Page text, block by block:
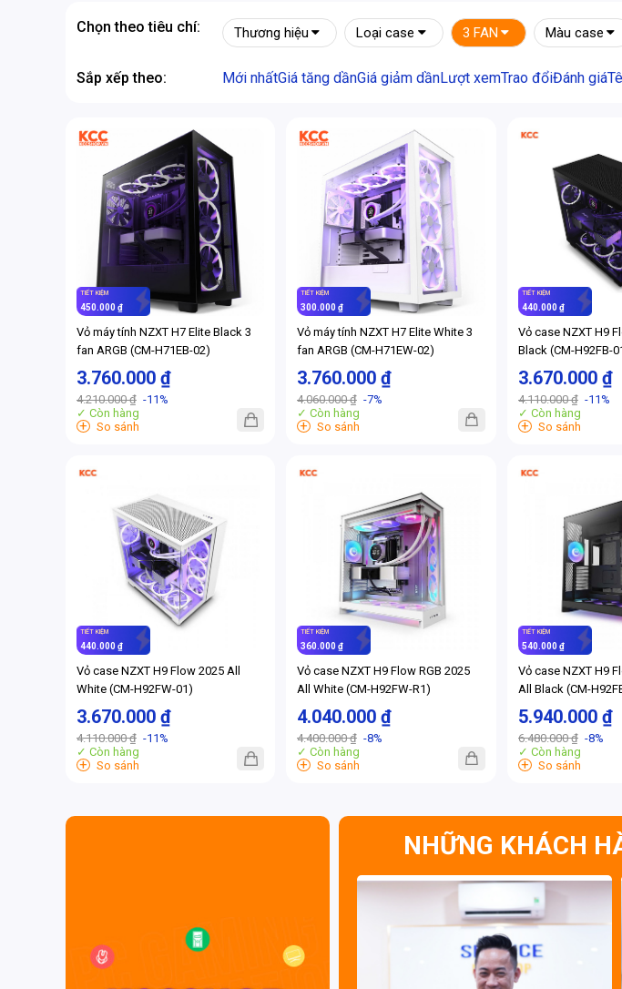
Chọn theo tiêu chí: Thương hiệu Loại case 3 FAN Màu case
Sắp xếp theo: Mới nhấtGiá tăng dầnGiá giảm dầnLượt xemTrao đổiĐánh giá
TIẾT KIỆM
450.000 ₫
Vỏ máy tính NZXT H7 Elite Black 3
fan ARGB (CM-H71EB-02)
3.760.000 ₫
4.210.000 ₫ -11%
✓ Còn hàng
+ So sánh
TIẾT KIỆM
300.000 ₫
Vỏ máy tính NZXT H7 Elite White 3
fan ARGB (CM-H71EW-02)
3.760.000 ₫
4.060.000 ₫ -7%
✓ Còn hàng
+ So sánh
TIẾT KIỆM
440.000 ₫
Vỏ case NZXT H9
Black (CM-H92FB-
3.670.000 ₫
4.110.000 ₫ -11%
✓ Còn hàng
+ So sánh
TIẾT KIỆM
440.000 ₫
Vỏ case NZXT H9 Flow 2025 All
White (CM-H92FW-01)
3.670.000 ₫
4.110.000 ₫ -11%
✓ Còn hàng
+ So sánh
TIẾT KIỆM
360.000 ₫
Vỏ case NZXT H9 Flow RGB 2025
All White (CM-H92FW-R1)
4.040.000 ₫
4.400.000 ₫ -8%
✓ Còn hàng
+ So sánh
TIẾT KIỆM
540.000 ₫
Vỏ case NZXT H9
All Black (CM-
5.940.000 ₫
6.480.000 ₫ -8%
✓ Còn hàng
+ So sánh
NHỮNG KHÁCH